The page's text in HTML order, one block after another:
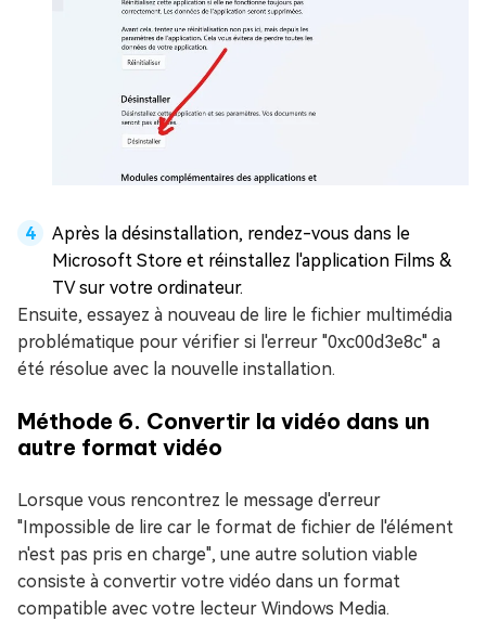
Après la désinstallation, rendez-vous dans le
Microsoft Store et réinstallez l'application Films &
TV sur votre ordinateur.
Ensuite, essayez à nouveau de lire le fichier multimédia
problématique pour vérifier si l'erreur "0xc00d3e8c" a
été résolue avec la nouvelle installation.
Méthode 6. Convertir la vidéo dans un
autre format vidéo
Lorsque vous rencontrez le message d'erreur
"Impossible de lire car le format de fichier de l'élément
n'est pas pris en charge", une autre solution viable
consiste à convertir votre vidéo dans un format
compatible avec votre lecteur Windows Media.